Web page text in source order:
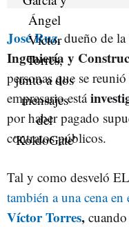
José Ruz, dueño de
Ingeniería y
personas que se
empresario está
por haber pagado
contratos públicos.
Tal y como desveló
también a una cena
Víctor Torres,